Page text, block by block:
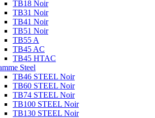
TB18 Noir
TB31 Noir
TB41 Noir
TB51 Noir
TB55 A
TB45 AC
TB45 HTAC
Steel
TB46 STEEL Noir
TB60 STEEL Noir
TB74 STEEL Noir
TB100 STEEL Noir
TB130 STEEL Noir